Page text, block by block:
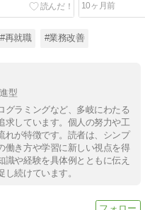
10ヶ月前
#再就職 #業務改善
型
グラミングなど、多岐にわたる
求しています。個人の努力や工
れが特徴です。読者は、シンプ
働き方や学習に新しい視点を得
識や経験を具体例とともに伝え
続けています。